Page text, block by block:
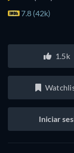
7.8 (42k)
1.5k
Iniciar